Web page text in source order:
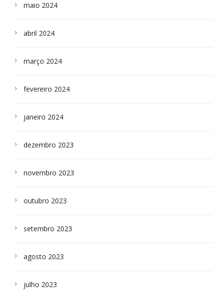
maio 2024
abril 2024
março 2024
fevereiro 2024
janeiro 2024
dezembro 2023
novembro 2023
outubro 2023
setembro 2023
agosto 2023
julho 2023